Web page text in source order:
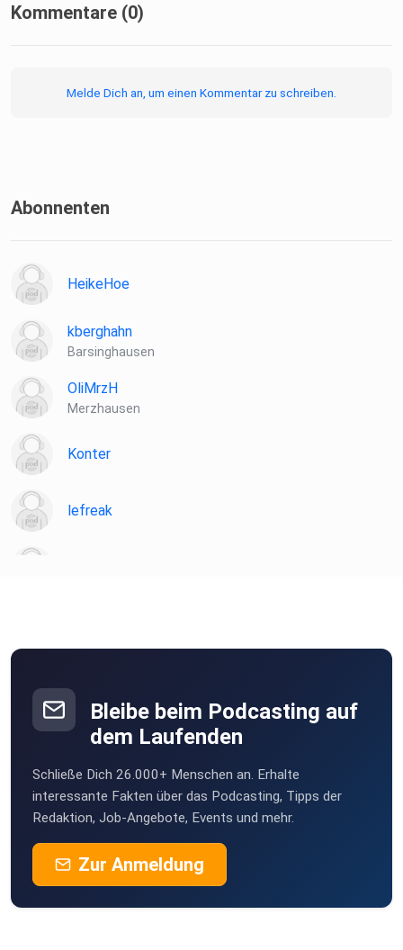
Mehr Infos:
Alle Ausgaben
Smarter leben:
Ausweg? (Mit
Eric Hegmann)
Kuntze)
Liebe: Wie wir die Verbindung stärken und Krisen vorbeugen
Eric Hegmann)
Social Clips aus dieser Folge:
https://www.tiktok.com/@stellascholaja/video/73244379
66544194849
Kommentare (0)
Melde Dich an, um einen Kommentar zu schreiben.
Abonnenten
HeikeHoe
kberghahn
Barsinghausen
OliMrzH
Merzhausen
Konter
lefreak
Mesner
Berlin
StefanieBG
Buddel003
Dortmund
Bleibe beim Podcasting auf
dem Laufenden
Schließe Dich 26.000+ Menschen an. Erhalte
interessante Fakten über das Podcasting, Tipps der
Redaktion, Job-Angebote, Events und mehr.
Zur Anmeldung